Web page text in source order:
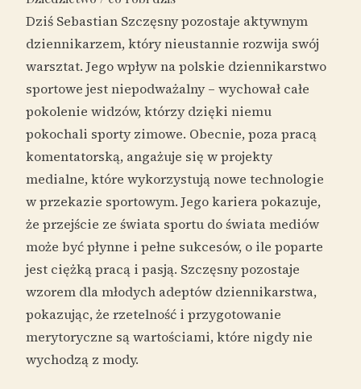
Dziś Sebastian Szczęsny pozostaje aktywnym
dziennikarzem, który nieustannie rozwija swój
warsztat. Jego wpływ na polskie dziennikarstwo
sportowe jest niepodważalny – wychował całe
pokolenie widzów, którzy dzięki niemu
pokochali sporty zimowe. Obecnie, poza pracą
komentatorską, angażuje się w projekty
medialne, które wykorzystują nowe technologie
w przekazie sportowym. Jego kariera pokazuje,
że przejście ze świata sportu do świata mediów
może być płynne i pełne sukcesów, o ile poparte
jest ciężką pracą i pasją. Szczęsny pozostaje
wzorem dla młodych adeptów dziennikarstwa,
pokazując, że rzetelność i przygotowanie
merytoryczne są wartościami, które nigdy nie
wychodzą z mody.